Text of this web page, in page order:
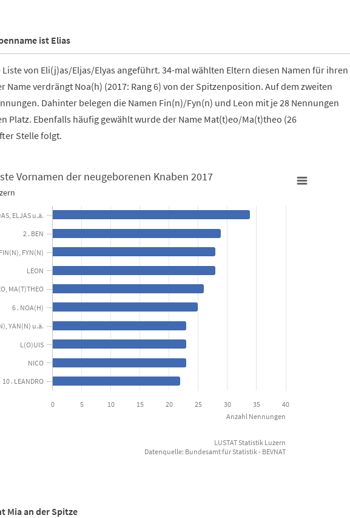
ist Elias
von Eli(j)as/Eljas/Elyas angeführt. 34-mal wählten Eltern diesen Namen für ihren
Name verdrängt Noa(h) (2017: Rang 6) von der Spitzenposition. Auf dem zweiten
Dahinter belegen die Namen Fin(n)/Fyn(n) und Leon mit je 28 Nennungen
Platz. Ebenfalls häufig gewählt wurde der Name Mat(t)eo/Ma(t)theo (26
Stelle folgt.
Vornamen der neugeborenen Knaben 2017
Anzahl Nennungen. Data ranges from 22 to 34.
Anzahl Nennungen
Vornamen der neugeborenen Knaben 2017
0 5 10 15 20 25 30 35 40
10 . LEANDRO
NICO
L(O)UIS
YAN(N) u.ä.
6 . NOA(H)
MA(T)THEO
LEON
FIN(N), FYN(N)
2 . BEN
ELJAS u.ä.
LUSTAT Statistik Luzern
Datenquelle: Bundesamt für Statistik - BEVNAT
Mia an der Spitze